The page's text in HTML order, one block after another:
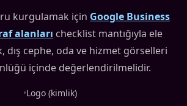
kurgulamak için Google Business
alanları checklist mantığıyla ele
dış cephe, oda ve hizmet görselleri
içinde değerlendirilmelidir.
•Logo (kimlik)